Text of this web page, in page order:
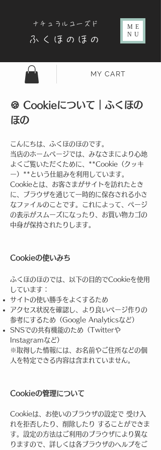
ナチュラルユーズド
ふくほのほの
ME
NU
MY CART
🍪 Cookieについて ｜ふくほの
ほの
こんにちは、ふくほのほのです。
当店のホームページでは、みなさまにより心地
よくご覧いただくために、**Cookie（クッキ
ー）**という仕組みを利用しています。
Cookieとは、お客さまがサイトを訪れたとき
に、ブラウザを通じて一時的に保存される小さ
なファイルのことです。これによって、ページ
の表示がスムーズになったり、お買い物カゴの
中身が保持されたりします。
Cookieの使いみち
ふくほのほのでは、以下の目的でCookieを使用
しています：
サイトの使い勝手をよくするため
アクセス状況を確認し、より良いページ作りの
参考にするため（Google Analyticsなど）
SNSでの共有機能のため（Twitterや
Instagramなど）
※取得した情報には、お名前やご住所などの個
人を特定できる内容は含まれていません。
Cookieの管理について
Cookieは、お使いのブラウザの設定で 受け入
れを拒否したり、削除したり することができま
す。設定の方法はご利用のブラウザにより異な
りますので、詳しくは各ブラウザのヘルプをご